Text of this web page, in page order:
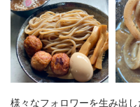
様々なフォロワーを生み出し